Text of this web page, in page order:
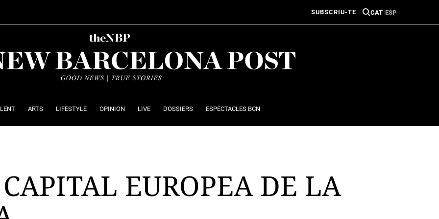
SUBSCRIU-TE CAT ESP
ARTS LIFESTYLE OPINION LIVE DOSSIERS ESPECTACLES BCN
EUROPEA DE LA